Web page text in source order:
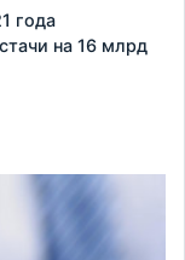
года
на 16 млрд